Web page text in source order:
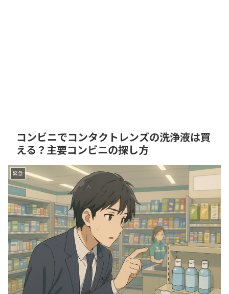
コンビニでコンタクトレンズの洗浄液は買
える？主要コンビニの探し方
緊急